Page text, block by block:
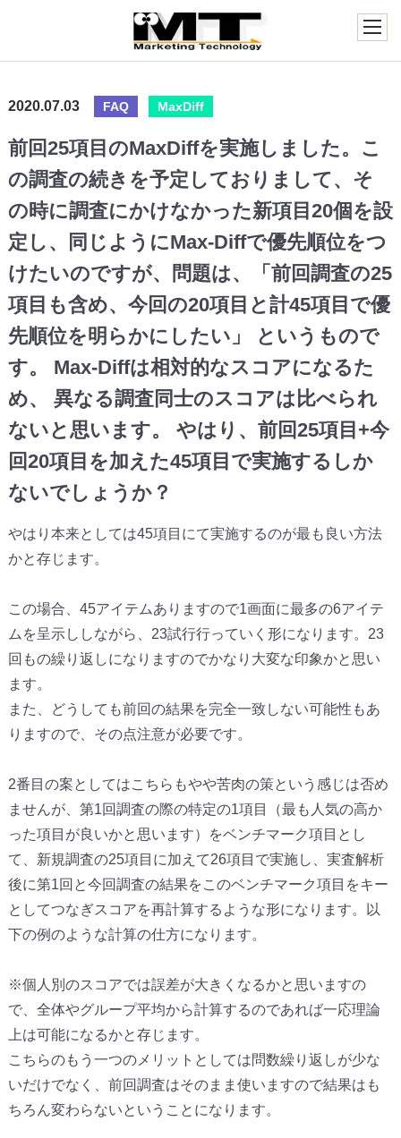
2020.07.03 FAQ MaxDiff
前回25項目のMaxDiffを実施しました。こ
の調査の続きを予定しておりまして、そ
の時に調査にかけなかった新項目20個を設
定し、同じようにMax-Diffで優先順位をつ
けたいのですが、問題は、「前回調査の25
項目も含め、今回の20項目と計45項目で優
先順位を明らかにしたい」 というもので
す。 Max-Diffは相対的なスコアになるた
め、 異なる調査同士のスコアは比べられ
ないと思います。 やはり、前回25項目+今
回20項目を加えた45項目で実施するしか
ないでしょうか？
やはり本来としては45項目にて実施するのが最も良い方法
かと存じます。
この場合、45アイテムありますので1画面に最多の6アイテ
ムを呈示ししながら、23試行行っていく形になります。23
回もの繰り返しになりますのでかなり大変な印象かと思い
ます。
また、どうしても前回の結果を完全一致しない可能性もあ
りますので、その点注意が必要です。
2番目の案としてはこちらもやや苦肉の策という感じは否め
ませんが、第1回調査の際の特定の1項目（最も人気の高か
った項目が良いかと思います）をベンチマーク項目とし
て、新規調査の25項目に加えて26項目で実施し、実査解析
後に第1回と今回調査の結果をこのベンチマーク項目をキー
としてつなぎスコアを再計算するような形になります。以
下の例のような計算の仕方になります。
※個人別のスコアでは誤差が大きくなるかと思いますの
で、全体やグループ平均から計算するのであれば一応理論
上は可能になるかと存じます。
こちらのもう一つのメリットとしては問数繰り返しが少な
いだけでなく、前回調査はそのまま使いますので結果はも
ちろん変わらないということになります。